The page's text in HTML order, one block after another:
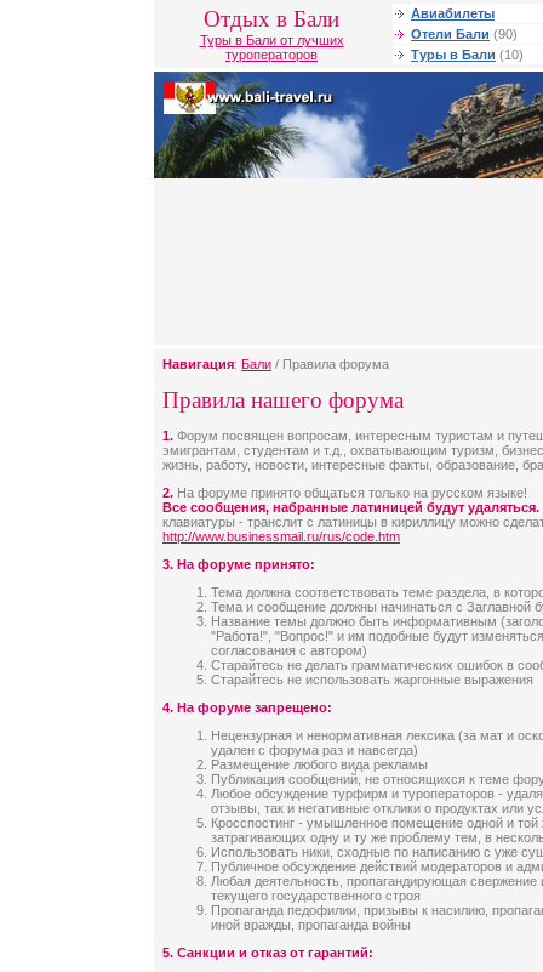
Отдых в Бали
Туры в Бали от лучших
туроператоров
Авиабилеты
Отели Бали (90)
Туры в Бали (10)
Навигация: Бали / Правила форума
Правила нашего форума
1. Форум посвящен вопросам, интересным туристам и
эмигрантам, студентам и т.д., охватывающим туризм,
жизнь, работу, новости, интересные факты, образование,
2. На форуме принято общаться только на русском языке!
Все сообщения, набранные латиницей будут удаляться.
клавиатуры - транслит с латиницы в кириллицу можно
http://www.businessmail.ru/rus/code.htm
3. На форуме принято:
Тема должна соответствовать теме раздела, в
Тема и сообщение должны начинаться с Заглавной
Название темы должно быть информативным
"Работа!", "Вопрос!" и им подобные будут
согласования с автором)
Старайтесь не делать грамматических ошибок в
Старайтесь не использовать жаргонные выражения
4. На форуме запрещено:
Нецензурная и ненормативная лексика (за мат и
удален с форума раз и навсегда)
Размещение любого вида рекламы
Публикация сообщений, не относящихся к теме
Любое обсуждение турфирм и туроператоров -
отзывы, так и негативные отклики о продуктах или
Кросспостинг - умышленное помещение одной и
затрагивающих одну и ту же проблему тем, в
Использовать ники, сходные по написанию с уже
Публичное обсуждение действий модераторов и
Любая деятельность, пропагандирующая
текущего государственного строя
Пропаганда педофилии, призывы к насилию,
иной вражды, пропаганда войны
5. Санкции и отказ от гарантий: